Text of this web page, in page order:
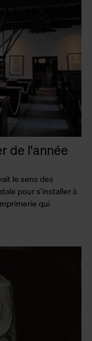
de l'année
le sens des
pour s’installer à
qui